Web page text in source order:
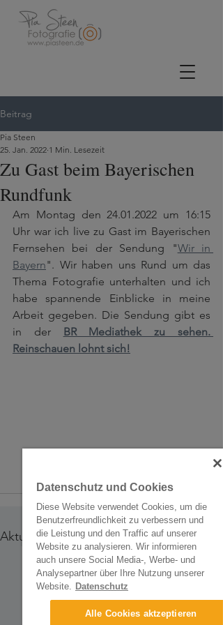
Beitrag
Zu Gast beim Bayerischen
Rundfunk
Pia Steen
25. Jan. 2022 1 Min. Lesezeit
Am Montag den 24.01.2022 um 16:15
Uhr war ich live zu Gast im Bayerischen
Fernsehen bei der Sendung "Wir in
Bayern". Wir haben uns Rund um das
Thema Fotografie unterhalten und ich
habe spannende Einblicke in meine
Arbeit gegeben. Die Sendung gibt es
in der BR Mediathek zu sehen.
Reinschauen lohnt sich!
Aktuelle Beiträge Alle ansehen
Datenschutz und Cookies
Diese Website verwendet Cookies, um die
Benutzerfreundlichkeit zu verbessern und
die Leistung und den Traffic auf unserer
Website zu analysieren. Wir informieren
auch unsere Social Media-, Werbe- und
Analysepartner über Ihre Nutzung unserer
Website. Datenschutz
Alle Cookies aktzeptieren